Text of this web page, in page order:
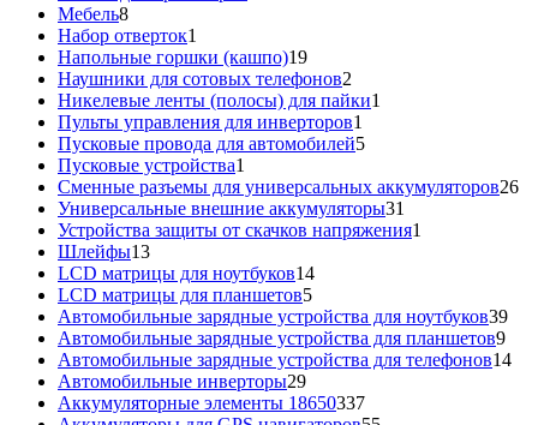
Мебель88
товаров
Набор отверток1
товар
Напольные горшки (кашпо)1919
товаров
Наушники для сотовых телефонов2
товара
Никелевые ленты (полосы) для пайки1
Пульты управления для инверторов1
товар
Пусковые провода для автомобилей55
Пусковые устройства1
товар
Сменные разъемы для универсальных аккумуляторов2626
Универсальные внешние аккумуляторы31
товар
Устройства защиты от скачков напряжения1
Шлейфы1313
товаров
LCD матрицы для ноутбуков1414
LCD матрицы для планшетов55
товаров
Автомобильные зарядные устройства для ноутбуков3939
Автомобильные зарядные устройства для планшетов99
Автомобильные зарядные устройства для телефонов1414
Автомобильные инверторы2929
товаров
Аккумуляторные элементы 18650337337